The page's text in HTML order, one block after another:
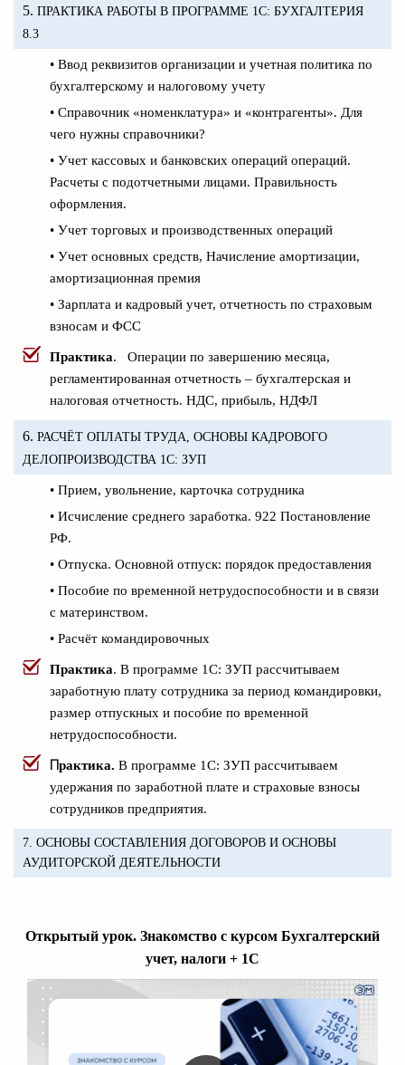
5. ПРАКТИКА РАБОТЫ В ПРОГРАММЕ 1С: БУХГАЛТЕРИЯ
8.3
• Ввод реквизитов организации и учетная политика по
бухгалтерскому и налоговому учету
• Справочник «номенклатура» и «контрагенты». Для
чего нужны справочники?
• Учет кассовых и банковских операций операций.
Расчеты с подотчетными лицами. Правильность
оформления.
• Учет торговых и производственных операций
• Учет основных средств, Начисление амортизации,
амортизационная премия
• Зарплата и кадровый учет, отчетность по страховым
взносам и ФСС
Практика. Операции по завершению месяца,
регламентированная отчетность – бухгалтерская и
налоговая отчетность. НДС, прибыль, НДФЛ
6. РАСЧЁТ ОПЛАТЫ ТРУДА, ОСНОВЫ КАДРОВОГО
ДЕЛОПРОИЗВОДСТВА 1С: ЗУП
• Прием, увольнение, карточка сотрудника
• Исчисление среднего заработка. 922 Постановление
РФ.
• Отпуска. Основной отпуск: порядок предоставления
• Пособие по временной нетрудоспособности и в связи
с материнством.
• Расчёт командировочных
Практика. В программе 1С: ЗУП рассчитываем
заработную плату сотрудника за период командировки,
размер отпускных и пособие по временной
нетрудоспособности.
Практика. В программе 1С: ЗУП рассчитываем
удержания по заработной плате и страховые взносы
сотрудников предприятия.
7. ОСНОВЫ СОСТАВЛЕНИЯ ДОГОВОРОВ И ОСНОВЫ
АУДИТОРСКОЙ ДЕЯТЕЛЬНОСТИ
Открытый урок. Знакомство с курсом Бухгалтерский
учет, налоги + 1С